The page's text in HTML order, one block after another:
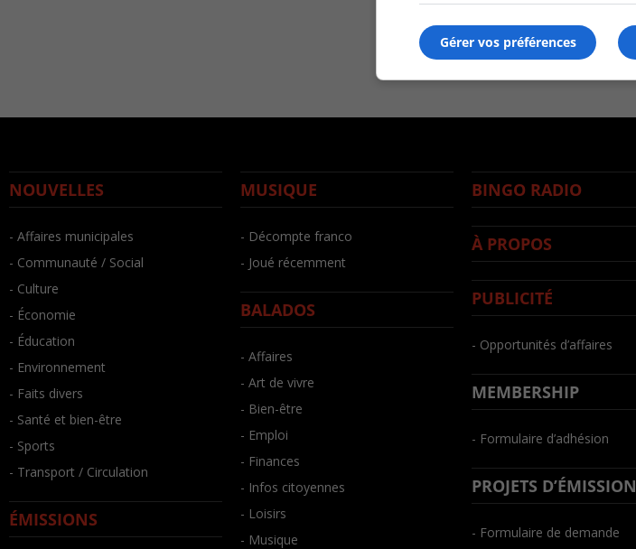
NOUVELLES
- Affaires municipales
- Communauté / Social
- Culture
- Économie
- Éducation
- Environnement
- Faits divers
- Santé et bien-être
- Sports
- Transport / Circulation
ÉMISSIONS
MUSIQUE
- Décompte franco
- Joué récemment
BALADOS
- Affaires
- Art de vivre
- Bien-être
- Emploi
- Finances
- Infos citoyennes
- Loisirs
- Musique
BINGO RADIO
À PROPOS
PUBLICITÉ
- Opportunités d’affaires
MEMBERSHIP
- Formulaire d’adhésion
PROJETS D’ÉMISSION
- Formulaire de demande
Gérer vos préférences